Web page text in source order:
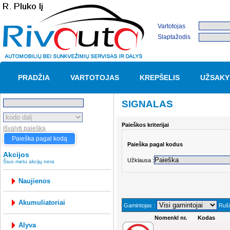
Vartotojas
Slaptažodis
PRADŽIA VARTOTOJAS KREPŠELIS
Išvalyti paiešką
Paieška pagal kodą
Akcijos
Šiuo metu akcijų nėra
Naujienos
akumuliatoriai
alyva
SIGNALAS
Paieškos kriterijai
Paieška pagal kodus
Užklausa :
Gamintojas :
Nomenkl nr.
Kodas